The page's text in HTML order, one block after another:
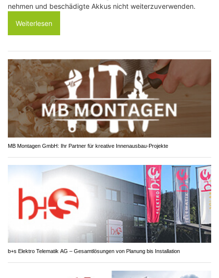
nehmen und beschädigte Akkus nicht weiterzuverwenden.
Weiterlesen
MB Montagen GmbH: Ihr Partner für kreative Innenausbau-Projekte
b+s Elektro Telematik AG – Gesamtlösungen von Planung bis Installation